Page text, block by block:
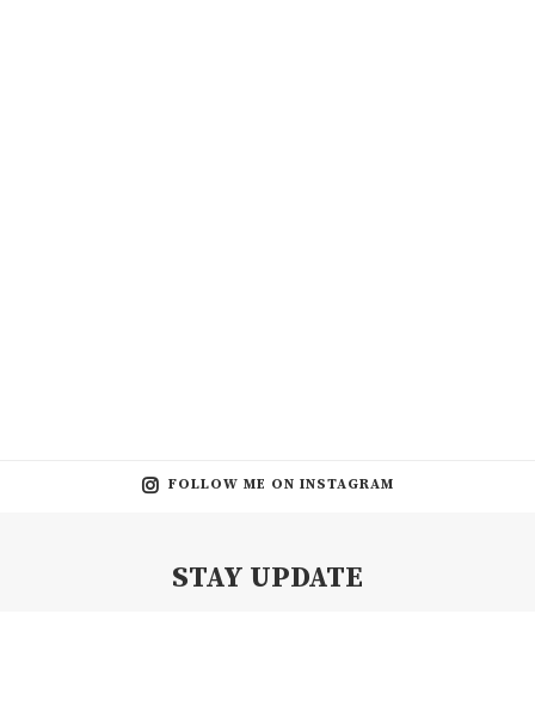
FOLLOW ME ON INSTAGRAM
STAY UPDATE